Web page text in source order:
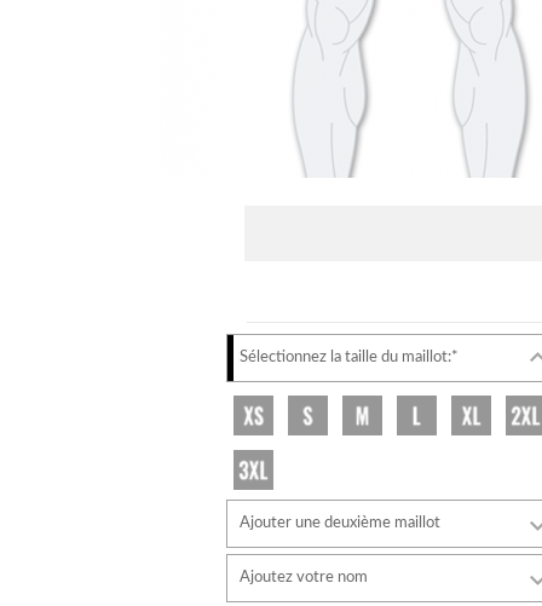
Sélectionnez la taille du maillot:*
Ajouter une deuxième maillot
Ajoutez votre nom